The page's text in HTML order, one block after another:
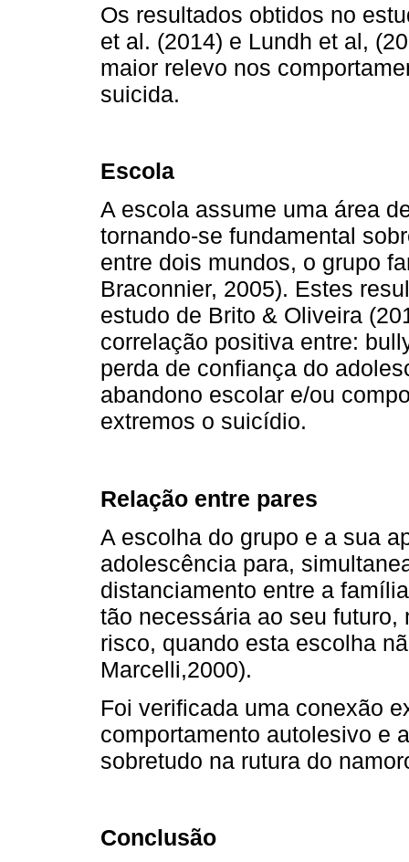
Os resultados obtidos no
et al. (2014) e Lundh et al,
maior relevo nos
suicida.
Escola
A escola assume uma área
tornando-se fundamental
entre dois mundos, o grupo
Braconnier, 2005). Estes
estudo de Brito & Oliveira
correlação positiva entre:
perda de confiança do
abandono escolar e/ou
extremos o suicídio.
Relação entre pares
A escolha do grupo e a sua
adolescência para,
distanciamento entre a
tão necessária ao seu
risco, quando esta escolha
Marcelli,2000).
Foi verificada uma conexão
comportamento autolesivo e
sobretudo na rutura do
Conclusão